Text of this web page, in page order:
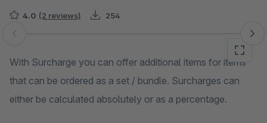
4.0 (2 reviews) 254
Skip image gallery
With Surcharge you can offer additional items for items
that can be ordered as a set / bundle. Surcharges can
either be calculated absolutely or as a percentage.